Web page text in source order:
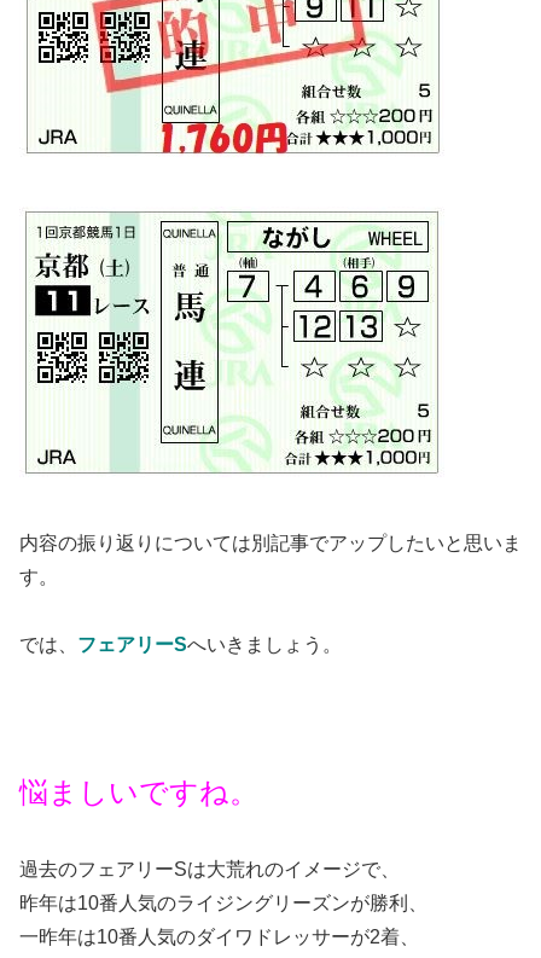
内容の振り返りについては別記事でアップしたいと思いま
す。
では、 フェアリーSへいきましょう。
悩ましいですね。
過去のフェアリーSは大荒れのイメージで、
昨年は10番人気のライジングリーズンが勝利、
一昨年は10番人気のダイワドレッサーが2着、